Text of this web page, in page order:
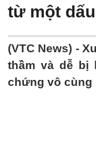
từ một
(VTC News) -
thầm và dễ bị
chứng vô cùng